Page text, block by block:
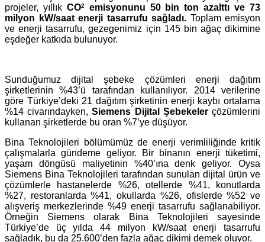
projeler, yıllıkCO2emisyonunu 50 bin ton azalttı ve 73
milyon kW/saat enerji tasarrufu sağladı. Toplam emisyon
ve enerji tasarrufu, gezegenimiz için 145 bin ağaç dikimine
eşdeğer katkıda bulunuyor.
Sunduğumuz dijital şebeke çözümleri enerji dağıtım
şirketlerinin %43’ü tarafından kullanılıyor. 2014 verilerine
göre Türkiye’deki 21 dağıtım şirketinin enerji kaybı ortalama
%14 civarındayken,Siemens Dijital Şebekelerçözümlerini
kullanan şirketlerde bu oran %7’ye düşüyor.
Bina Teknolojileri bölümümüz de enerji verimliliğinde kritik
çalışmalarla gündeme geliyor. Bir binanın enerji tüketimi,
yaşam döngüsü maliyetinin %40’ına denk geliyor. Oysa
Siemens Bina Teknolojileri tarafından sunulan dijital ürün ve
çözümlerle hastanelerde %26, otellerde %41, konutlarda
%27, restoranlarda %41, okullarda %26, ofislerde %52 ve
alışveriş merkezlerinde %49 enerji tasarrufu sağlanabiliyor.
Örneğin Siemens olarak Bina Teknolojileri sayesinde
Türkiye’de üç yılda 44 milyon kW/saat enerji tasarrufu
sağladık, bu da 25.600’den fazla ağaç dikimi demek oluyor.